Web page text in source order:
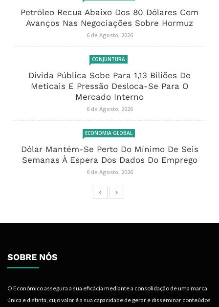
Petróleo Recua Abaixo Dos 80 Dólares Com
Avanços Nas Negociações Sobre Hormuz
6 de Agosto, 2026
CONJUNTURA
Dívida Pública Sobe Para 1,13 Biliões De
Meticais E Pressão Desloca-Se Para O
Mercado Interno
6 de Agosto, 2026
ECONOMIA GLOBAL
Dólar Mantém-Se Perto Do Mínimo De Seis
Semanas À Espera Dos Dados Do Emprego
6 de Agosto, 2026
SOBRE NÓS
O Económico assegura a sua eficácia mediante a consolidação de uma marca
única e distinta, cujo valor é a sua capacidade de gerar e disseminar conteúdos